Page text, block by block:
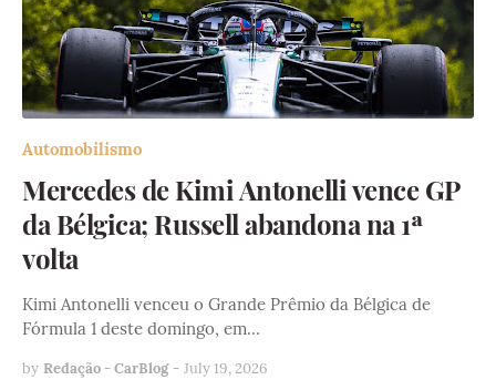
Automobilismo
Mercedes de Kimi Antonelli vence GP
da Bélgica; Russell abandona na 1ª
volta
Kimi Antonelli venceu o Grande Prêmio da Bélgica de
Fórmula 1 deste domingo, em…
by Redação - CarBlog - July 19, 2026